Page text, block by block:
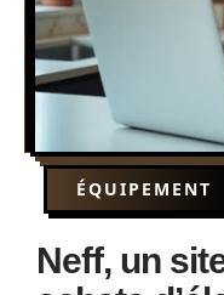
ÉQUIPEMENT
Neff, un